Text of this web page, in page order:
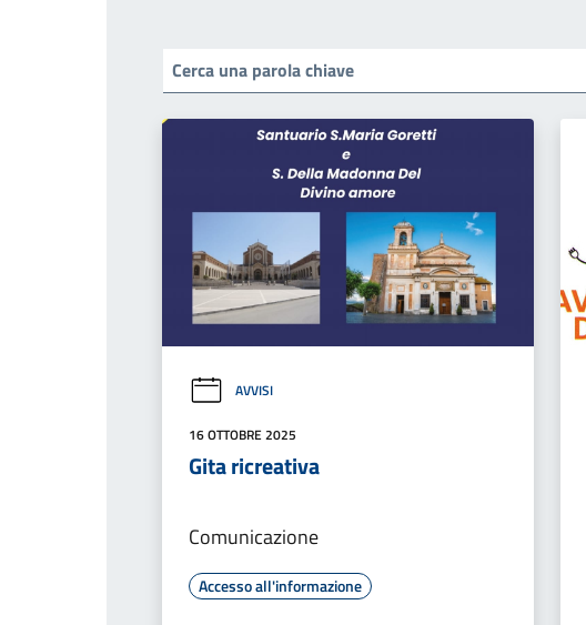
AVVISI
16 OTTOBRE 2025
Gita ricreativa
Comunicazione
Accesso all'informazione